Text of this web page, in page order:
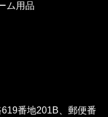
ム用品
番地201B、郵便番